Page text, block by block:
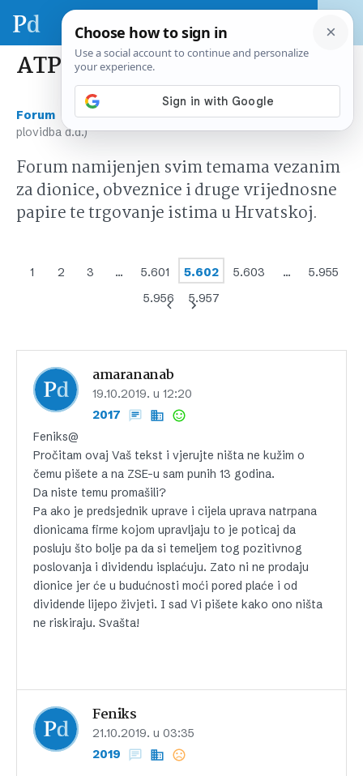
ATPL (Atlantska plovidba d.d.)
Forum Tržište kapitala Hrvatska ›
ATPL (Atlantska
plovidba d.d.)
Forum namijenjen svim temama vezanim
za dionice, obveznice i druge vrijednosne
papire te trgovanje istima u Hrvatskoj.
1 2 3 … 5.601 5.602 5.603 …
5.955
5.956
5.957
amarananab
19.10.2019. u 12:20
2017
Feniks@
Pročitam ovaj Vaš tekst i vjerujte ništa ne kužim o
čemu pišete a na ZSE-u sam punih 13 godina.
Da niste temu promašili?
Pa ako je predsjednik uprave i cijela uprava natrpana
dionicama firme kojom upravljaju to je poticaj da
posluju što bolje pa da si temeljem tog pozitivnog
poslovanja i dividendu isplaćuju. Zato ni ne prodaju
dionice jer će u budućnosti moći pored plaće i od
dividende lijepo živjeti. I sad Vi pišete kako ono ništa
ne riskiraju. Svašta!
Feniks
21.10.2019. u 03:35
2019